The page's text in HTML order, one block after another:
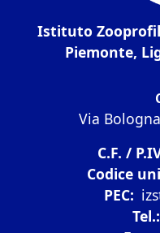
Istituto
Piemonte,
Via
C.F. /
Codice
PEC:
Tel.: